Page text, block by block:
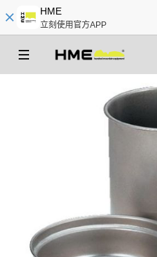
HME
立刻使用官方APP